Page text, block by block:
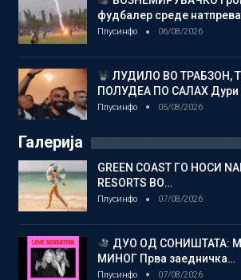
фудбалер среде
Плусинфо 06/08/2026
ЛУДИЛО ВО ТРАБЗОН,
ПОЛУДЕА ПО САЛАХ Дури
Плусинфо 05/08/2026
Галерија
GREEN COAST ГО НОСИ
RESORTS ВО…
Плусинфо 07/08/2026
ДУО ОД СОНИШТАТА:
МИНОГ Прва заедничка…
Плусинфо 07/08/2026